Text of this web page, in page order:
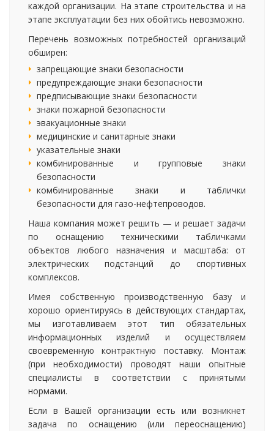
каждой организации. На этапе строительства и на
этапе эксплуатации без них обойтись невозможно.
Перечень возможных потребностей организаций
обширен:
запрещающие знаки безопасности
предупреждающие знаки безопасности
предписывающие знаки безопасности
знаки пожарной безопасности
эвакуационные знаки
медицинские и санитарные знаки
указательные знаки
комбинированные и групповые знаки
безопасности
комбинированные знаки и таблички
безопасности для газо-нефтепроводов.
Наша компания может решить — и решает задачи
по оснащению техническими табличками
объектов любого назначения и масштаба: от
электрических подстанций до спортивных
комплексов.
Имея собственную производственную базу и
хорошо ориентируясь в действующих стандартах,
мы изготавливаем этот тип обязательных
информационных изделий и осуществляем
своевременную контрактную поставку. Монтаж
(при необходимости) проводят наши опытные
специалисты в соответствии с принятыми
нормами.
Если в Вашей организации есть или возникнет
задача по оснащению (или переоснащению)